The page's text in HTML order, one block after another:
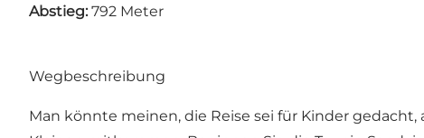
Abstieg: 792 Meter
Wegbeschreibung
Man könnte meinen, die Reise sei für Kinder